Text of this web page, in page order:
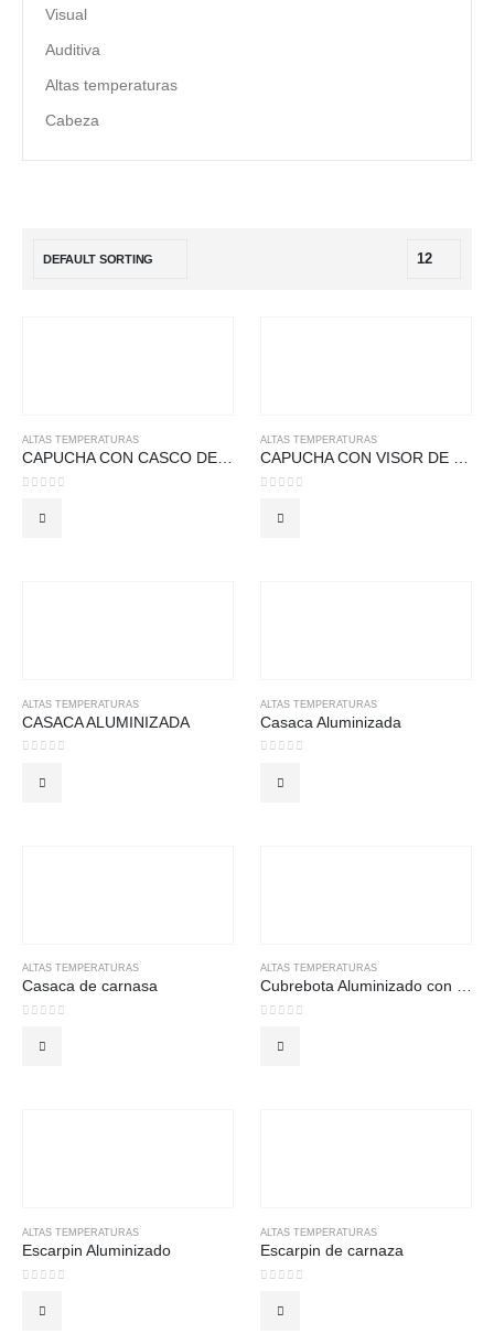
ALTAS TEMPERATURAS
CAPUCHA CON CASCO DE RAYÓN ALUMINIZADO CON CASCO JOCKEY CON VISOR
ALTAS TEMPERATURAS
CAPUCHA CON VISOR DE RAYÓN ALUMINIZADO CON VISOR
ALTAS TEMPERATURAS
CASACA ALUMINIZADA
ALTAS TEMPERATURAS
Casaca Aluminizada
ALTAS TEMPERATURAS
Casaca de carnasa
ALTAS TEMPERATURAS
Cubrebota Aluminizado con Plantilla
ALTAS TEMPERATURAS
Escarpin Aluminizado
ALTAS TEMPERATURAS
Escarpin de carnaza
Visual
Auditiva
Altas temperaturas
Cabeza